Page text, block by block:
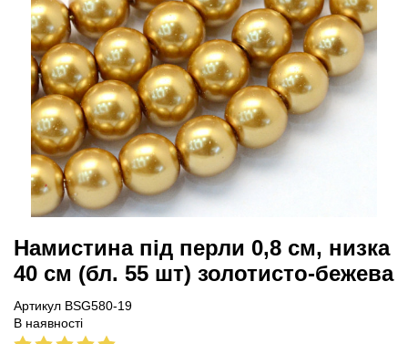
Намистина під перли 0,8 см, низка
40 см (бл. 55 шт) золотисто-бежева
Артикул BSG580-19
В наявності